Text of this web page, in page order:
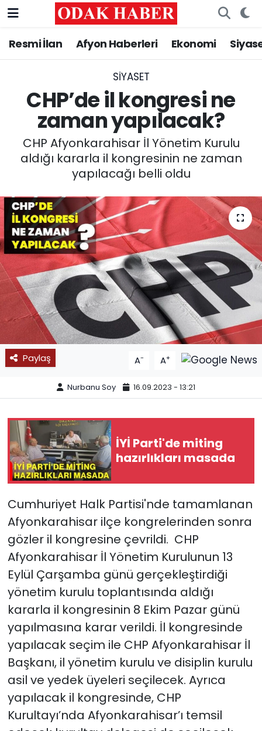
Resmi İlan Afyon Haberleri Ekonomi
SIYASET
CHP’de il kongresi ne
zaman yapılacak?
CHP Afyonkarahisar İl Yönetim Kurulu
aldığı kararla il kongresinin ne zaman
yapılacağı belli oldu
Paylaş A- A+
Nurbanu Soy 16.09.2023 - 13:21
İYİ Parti'de miting
hazırlıkları masada
Cumhuriyet Halk Partisi'nde tamamlanan
Afyonkarahisar ilçe kongrelerinden sonra
gözler il kongresine çevrildi. CHP
Afyonkarahisar İl Yönetim Kurulunun 13
Eylül Çarşamba günü gerçekleştirdiği
yönetim kurulu toplantısında aldığı
kararla il kongresinin 8 Ekim Pazar günü
yapılmasına karar verildi. İl kongresinde
yapılacak seçim ile CHP Afyonkarahisar İl
Başkanı, il yönetim kurulu ve disiplin kurulu
asil ve yedek üyeleri seçilecek. Ayrıca
yapılacak il kongresinde, CHP
Kurultayı’nda Afyonkarahisar’ı temsil
AFYONKARAHİSAR HABERLERİ
ASAYİŞ
SİYASET
EĞİTİM
MAGAZİN
SAĞLIK
SPOR
11:11 MANŞET
Nöbetçi Eczaneler
Trafik Durumu
Süper Lig Puan Durumu ve Fikstür
Tüm Manşetler
Son Dakika Haberleri
Haber Arşivi